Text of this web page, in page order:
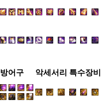
방어구 악세서리 특수장비